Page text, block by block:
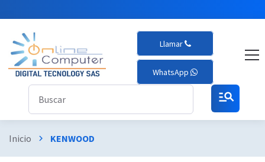
Llamar
WhatsApp
manage_search
Inicio chevron_right KENWOOD